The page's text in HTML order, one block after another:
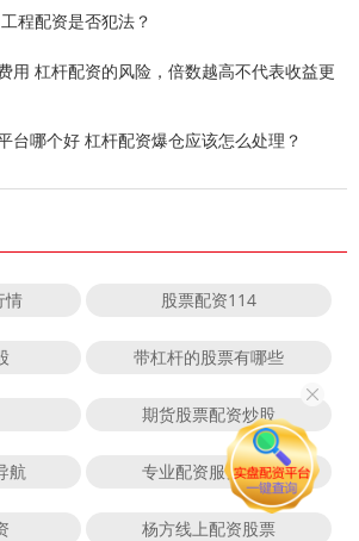
程配资是否犯法？
用 杠杆配资的风险，倍数越高不代表收益更
台哪个好 杠杆配资爆仓应该怎么处理？
情 股票配资114
带杠杆的股票有哪些
期货股票配资炒股
航 专业配资服务平台
杨方线上配资股票